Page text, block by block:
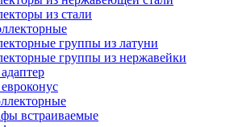
из стали
группы из латуни
группы из нержавейки
встраиваемые